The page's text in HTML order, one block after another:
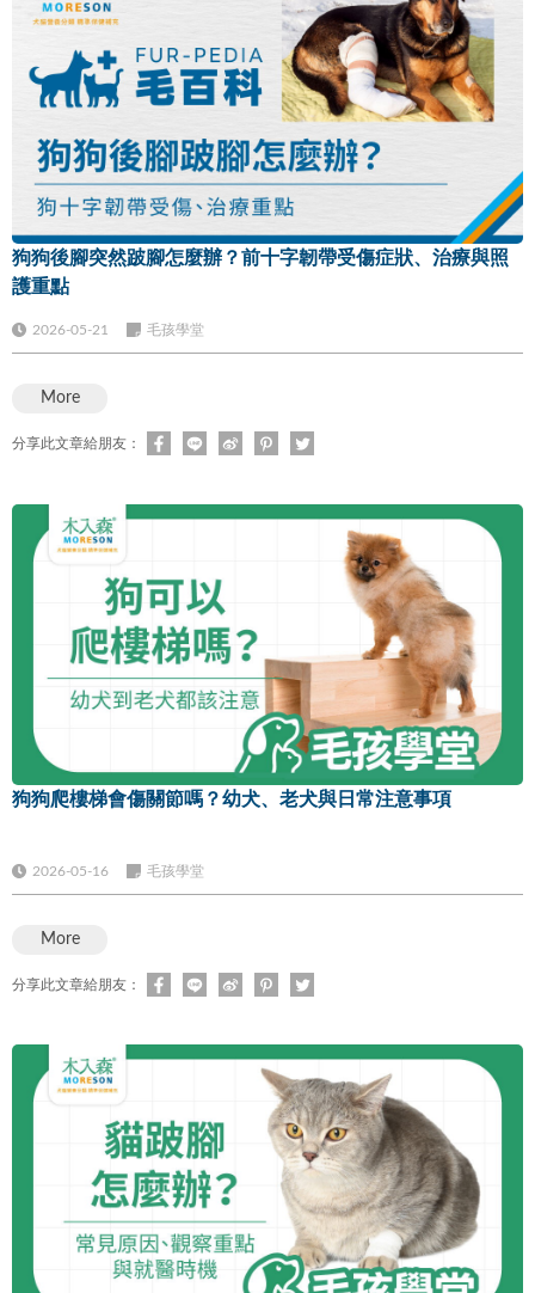
狗狗後腳突然跛腳怎麼辦？前十字韌帶受傷症狀、治療與照
護重點
2026-05-21 毛孩學堂
More
分享此文章給朋友：
狗狗爬樓梯會傷關節嗎？幼犬、老犬與日常注意事項
2026-05-16 毛孩學堂
More
分享此文章給朋友：